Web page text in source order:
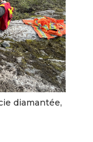
diamantée,